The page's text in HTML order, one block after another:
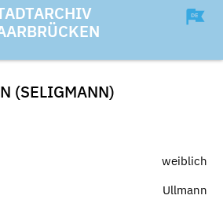
(SELIGMANN)
weiblich
Ullmann